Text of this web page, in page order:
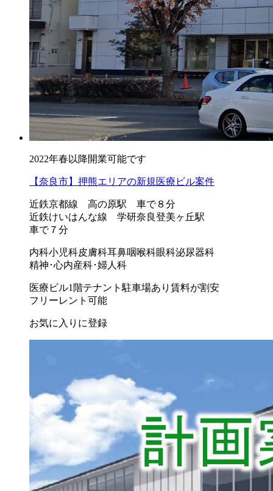
2022年春以降開業可能です
【奈良市】押熊エリアの新規医療ビル案件
近鉄京都線 高の原駅 車で８分
近鉄けいはんな線 学研奈良登美ヶ丘駅
車で７分
内科小児科皮膚科耳鼻咽喉科眼科泌尿器科
精神･心内産科･婦人科
医療ビル1階テナント 駐車場あり 賃料が割安
フリーレント可能
お気に入りに登録